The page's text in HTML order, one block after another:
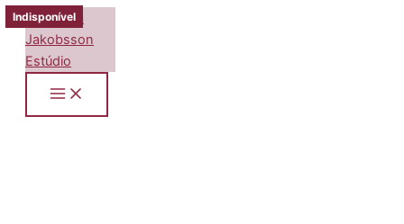
Ir
para
Indisponível
Indisponível
Indisponível
Indisponível